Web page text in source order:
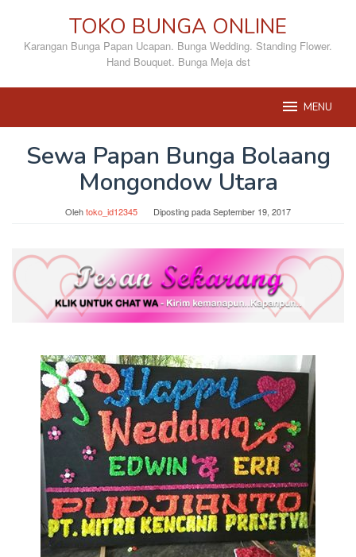
konten
TOKO BUNGA ONLINE
Karangan Bunga Papan Ucapan. Bunga Wedding. Standing Flower.
Hand Bouquet. Bunga Meja dst
MENU
Sewa Papan Bunga Bolaang
Mongondow Utara
Olehtoko_id12345 Diposting padaSeptember 19, 2017